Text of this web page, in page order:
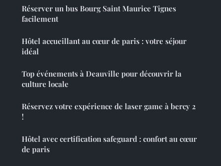
Réserver un bus Bourg Saint Maurice Tignes
facilement
Hôtel accueillant au cœur de paris : votre séjour
idéal
Top événements à Deauville pour découvrir la
culture locale
Réservez votre expérience de laser game à bercy 2
!
Hôtel avec certification safeguard : confort au cœur
de paris